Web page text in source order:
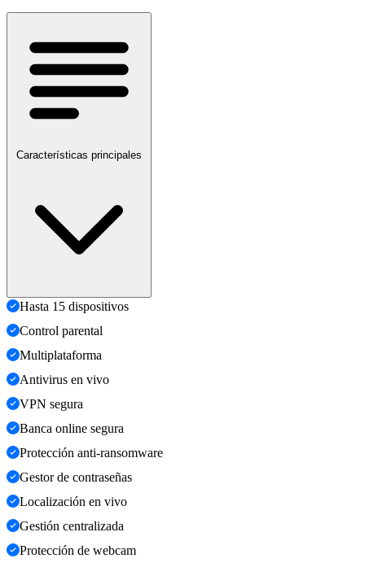
Características principales
Hasta 15 dispositivos
Control parental
Multiplataforma
Antivirus en vivo
VPN segura
Banca online segura
Protección anti-ransomware
Gestor de contraseñas
Localización en vivo
Gestión centralizada
Protección de webcam